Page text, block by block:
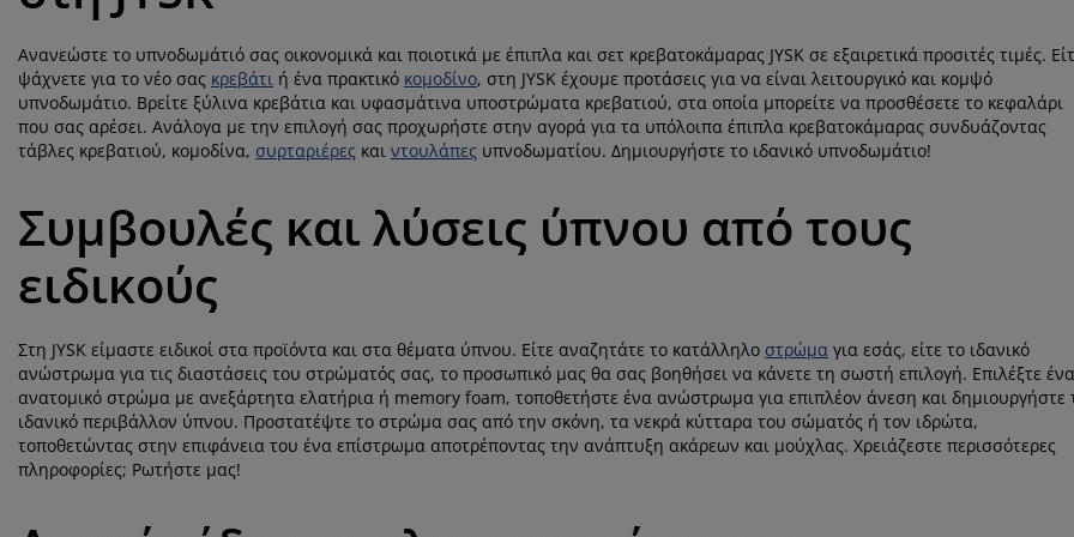
Ανανεώστε το υπνοδωμάτιό σας οικονομικά και ποιοτικά με έπιπλα και σετ κρεβατοκάμαρας JYSK σε εξαιρετικά προσιτές τιμές.
ψάχνετε για το νέο σας κρεβάτι ή ένα πρακτικό κομοδίνο, στη JYSK έχουμε προτάσεις για να είναι λειτουργικό και κομψό
υπνοδωμάτιο. Βρείτε ξύλινα κρεβάτια και υφασμάτινα υποστρώματα κρεβατιού, στα οποία μπορείτε να προσθέσετε το κεφαλάρι
που σας αρέσει. Ανάλογα με την επιλογή σας προχωρήστε στην αγορά για τα υπόλοιπα έπιπλα κρεβατοκάμαρας συνδυάζοντας
τάβλες κρεβατιού, κομοδίνα, συρταριέρες και ντουλάπες υπνοδωματίου. Δημιουργήστε το ιδανικό υπνοδωμάτιο!
Συμβουλές και λύσεις ύπνου από τους
ειδικούς
Στη JYSK είμαστε ειδικοί στα προϊόντα και στα θέματα ύπνου. Είτε αναζητάτε το κατάλληλο στρώμα για εσάς, είτε το ιδανικό
ανώστρωμα για τις διαστάσεις του στρώματός σας, το προσωπικό μας θα σας βοηθήσει να κάνετε τη σωστή επιλογή. Επιλέξτε ένα
ανατομικό στρώμα με ανεξάρτητα ελατήρια ή memory foam, τοποθετήστε ένα ανώστρωμα για επιπλέον άνεση και δημιουργήστε
ιδανικό περιβάλλον ύπνου. Προστατέψτε το στρώμα σας από την σκόνη, τα νεκρά κύτταρα του σώματός ή τον ιδρώτα,
τοποθετώντας στην επιφάνεια του ένα επίστρωμα αποτρέποντας την ανάπτυξη ακάρεων και μούχλας. Χρειάζεστε περισσότερες
πληροφορίες; Ρωτήστε μας!